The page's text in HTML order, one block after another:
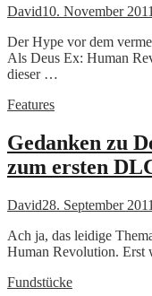
David10. November
Der Hype vor dem
Als Deus Ex: Human
dieser …
Features
Gedanken zu
zum ersten
David28. September
Ach ja, das leidige
Human Revolution. Erst
Fundstücke